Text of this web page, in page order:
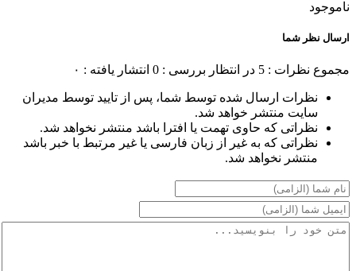
ناموجود
ارسال نظر شما
مجموع نظرات : 5 در انتظار بررسی : 0 انتشار یافته : ۰
نظرات ارسال شده توسط شما، پس از تایید توسط مدیران
سایت منتشر خواهد شد.
نظراتی که حاوی تهمت یا افترا باشد منتشر نخواهد شد.
نظراتی که به غیر از زبان فارسی یا غیر مرتبط با خبر باشد
منتشر نخواهد شد.